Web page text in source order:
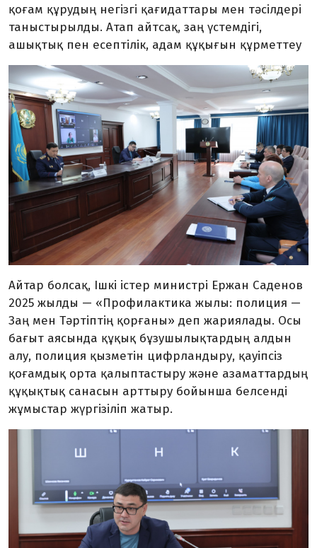
қоғам құрудың негізгі қағидаттары мен тәсілдері
таныстырылды. Атап айтсақ, заң үстемдігі,
ашықтық пен есептілік, адам құқығын құрметтеу
Айтар болсақ, Ішкі істер министрі Ержан Саденов
2025 жылды — «Профилактика жылы: полиция —
Заң мен Тәртіптің қорғаны» деп жариялады. Осы
бағыт аясында құқық бұзушылықтардың алдын
алу, полиция қызметін цифрландыру, қауіпсіз
қоғамдық орта қалыптастыру және азаматтардың
құқықтық санасын арттыру бойынша белсенді
жұмыстар жүргізіліп жатыр.